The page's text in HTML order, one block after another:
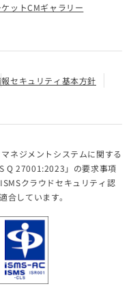
ットCMギャラリー
セキュリティ基本方針
ネジメントシステムに関する
Q 27001:2023」の要求事項
クラウドセキュリティ認
しています。